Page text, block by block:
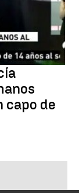
capo de